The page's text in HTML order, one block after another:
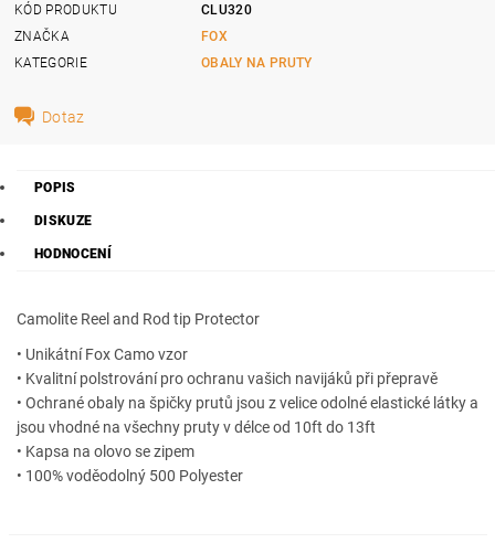
KÓD PRODUKTU
CLU320
ZNAČKA
FOX
KATEGORIE
OBALY NA PRUTY
Dotaz
POPIS
DISKUZE
HODNOCENÍ
Camolite Reel and Rod tip Protector
• Unikátní Fox Camo vzor
• Kvalitní polstrování pro ochranu vašich navijáků při přepravě
• Ochrané obaly na špičky prutů jsou z velice odolné elastické látky a
jsou vhodné na všechny pruty v délce od 10ft do 13ft
• Kapsa na olovo se zipem
• 100% voděodolný 500 Polyester